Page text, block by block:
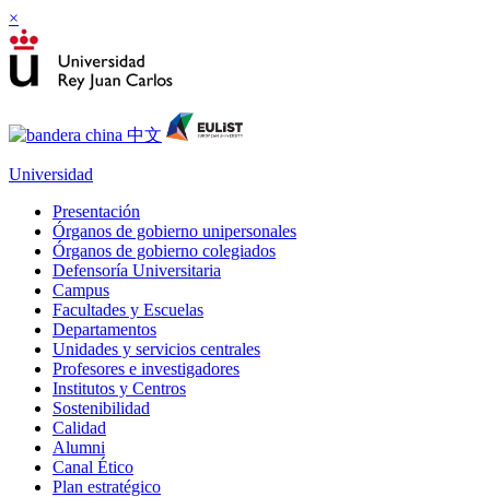
×
Universidad
Presentación
Órganos de gobierno unipersonales
Órganos de gobierno colegiados
Defensoría Universitaria
Campus
Facultades y Escuelas
Departamentos
Unidades y servicios centrales
Profesores e investigadores
Institutos y Centros
Sostenibilidad
Calidad
Alumni
Canal Ético
Plan estratégico